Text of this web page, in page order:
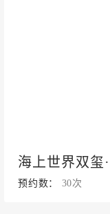
海上世界双玺·
预约数： 30次